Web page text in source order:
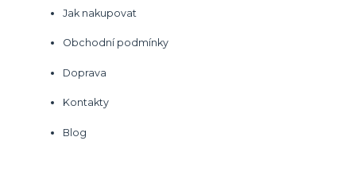
Jak nakupovat
Obchodní podmínky
Doprava
Kontakty
Blog